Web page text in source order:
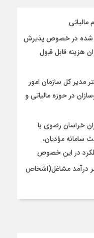
شده در خصوص پذیرش
هزینه قابل قبول
مدیر کل سازمان امور
در حوزه مالیاتی و
خراسان رضوی با
سامانه مؤدیان،
در این خصوص
بر درآمد مشاغل(اشخاص